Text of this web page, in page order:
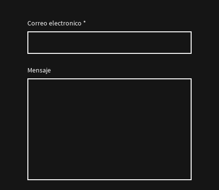
Correo electronico *
Mensaje